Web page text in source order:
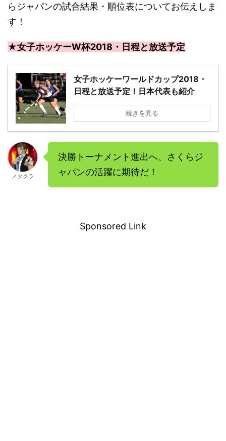
らジャパンの試合結果・順位表についてお伝えしま
す！
★女子ホッケーW杯2018・日程と放送予定
女子ホッケーワールドカップ2018・
日程と放送予定！日本代表も紹介
続きを見る
メタクラ
決勝トーナメント進出へ、さくらジ
ャパンの活躍に期待だ！
Sponsored Link